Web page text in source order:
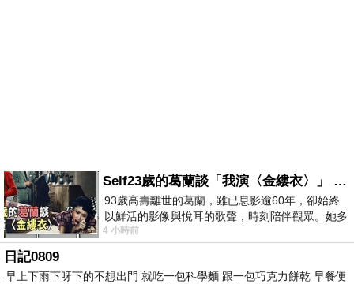
Self23歲的葛蘭談「我演〈金縷衣〉」 #戀上老電影 #粟子 #葛蘭
93歲高壽離世的葛蘭，雖已息影逾60年，卻始終
以鮮活的影像與悅耳的歌聲，時刻陪伴觀眾。她多
才多藝、陽光開朗的形象，不僅保留在電影
4 小時前
日記0809
早上下雨下呀下的不想出門 就吃一包科學麵 跟一包巧克力餅乾 早餐便